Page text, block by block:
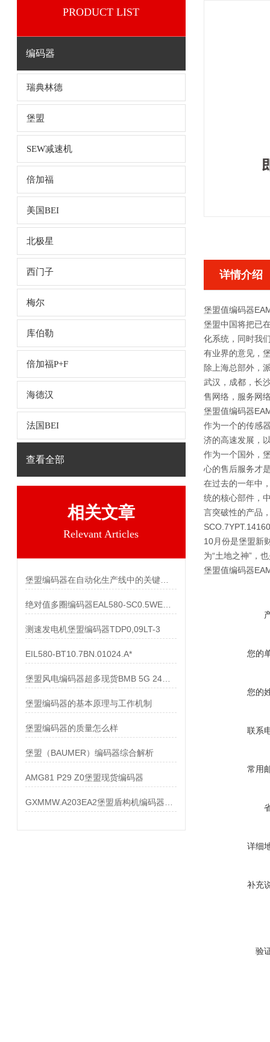
PRODUCT LIST
编码器
瑞典林德
堡盟
SEW减速机
倍加福
美国BEI
北极星
西门子
梅尔
库伯勒
倍加福P+F
海德汉
法国BEI
查看全部
相关文章
Relevant Articles
测速发电机堡盟编码器TDP0,09LT-3
EIL580-BT10.7BN.01024.A*
堡盟编码器的基本原理与工作机制
堡盟编码器的质量怎么样
堡盟（BAUMER）编码器综合解析
AMG81 P29 Z0堡盟现货编码器
详情介绍
堡盟值编码器
堡盟中国将把已
化系统，同时我
有业界的意见，
除上海总部外，
武汉，成都，长
售网络，服务网
堡盟值编码器
作为一个的传感
济的高速发展，
作为一个国外，
心的售后服务才
在过去的一年中
统的核心部件，
言突破性的产品
10月份是堡盟新
为“土地之神”，
堡盟值编码器
您的
您的
联系
常用
详细
补充
验